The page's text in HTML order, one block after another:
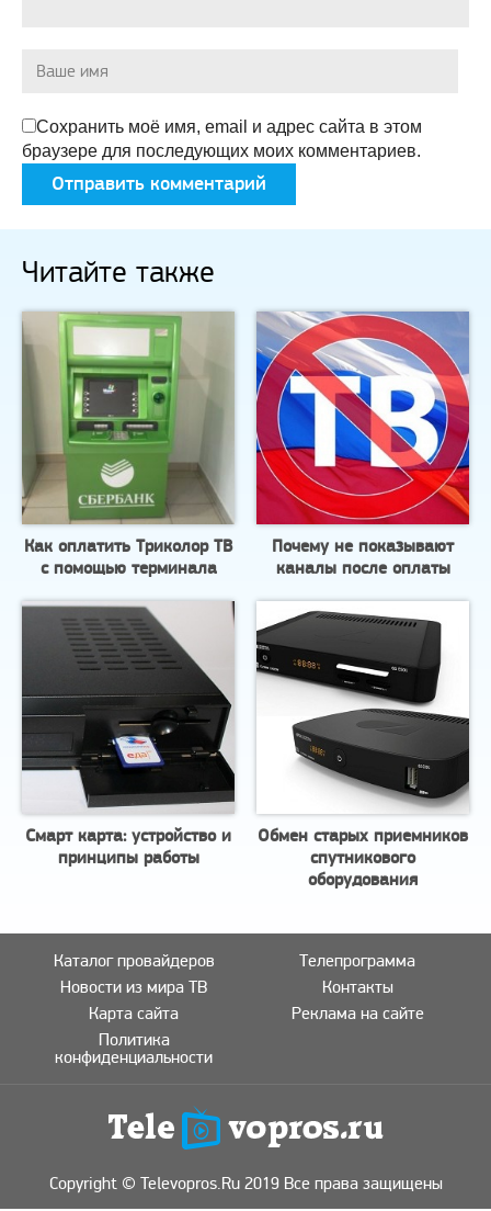
Сохранить моё имя, email и адрес сайта в этом
браузере для последующих моих комментариев.
Читайте также
Как оплатить Триколор ТВ
с помощью терминала
Почему не показывают
каналы после оплаты
Смарт карта: устройство и
принципы работы
Обмен старых приемников
спутникового
оборудования
Каталог провайдеров
Телепрограмма
Новости из мира ТВ
Контакты
Карта сайта
Реклама на сайте
Политика
конфиденциальности
Copyright © Televopros.Ru 2019 Все права защищены